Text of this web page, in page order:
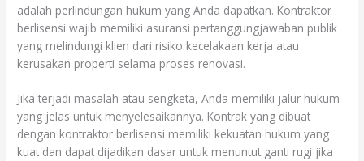
adalah perlindungan hukum yang Anda dapatkan. Kontraktor
berlisensi wajib memiliki asuransi pertanggungjawaban publik
yang melindungi klien dari risiko kecelakaan kerja atau
kerusakan properti selama proses renovasi.
Jika terjadi masalah atau sengketa, Anda memiliki jalur hukum
yang jelas untuk menyelesaikannya. Kontrak yang dibuat
dengan kontraktor berlisensi memiliki kekuatan hukum yang
kuat dan dapat dijadikan dasar untuk menuntut ganti rugi jika